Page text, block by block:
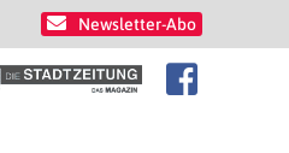
Newsletter-Abo